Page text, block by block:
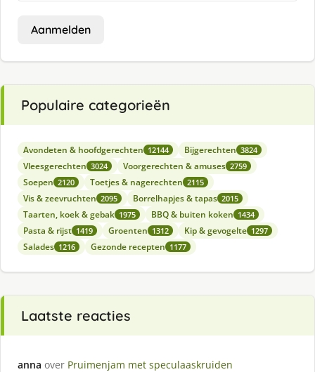
Aanmelden
Populaire categorieën
Avondeten & hoofdgerechten 12144 Bijgerechten 3824
Vleesgerechten 3024 Voorgerechten & amuses 2759
Soepen 2120 Toetjes & nagerechten 2115
Vis & zeevruchten 2095 Borrelhapjes & tapas 2015
Taarten, koek & gebak 1975 BBQ & buiten koken 1434
Pasta & rijst 1419 Groenten 1312 Kip & gevogelte 1297
Salades 1216 Gezonde recepten 1177
Laatste reacties
anna over Pruimenjam met speculaaskruiden